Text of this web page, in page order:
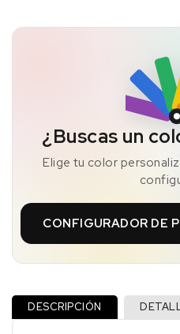
¿Buscas un
Elige tu color
CONFIGURADOR DE
DESCRIPCIÓN